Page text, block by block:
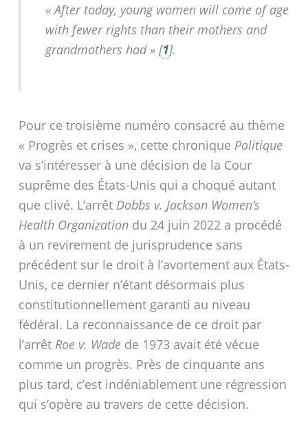
« After today, young women will come of age
with fewer rights than their mothers and
grandmothers had »[1].
Pour ce troisième numéro consacré au thème
« Progrès et crises », cette chronique Politique
va s’intéresser à une décision de la Cour
suprême des États-Unis qui a choqué autant
que clivé. L’arrêt Dobbs v. Jackson Women’s
Health Organizationdu 24 juin 2022 a procédé
à un revirement de jurisprudence sans
précédent sur le droit à l’avortement aux États-
Unis, ce dernier n’étant désormais plus
constitutionnellement garanti au niveau
fédéral. La reconnaissance de ce droit par
l’arrêt Roe v. Wadede 1973 avait été vécue
comme un progrès. Près de cinquante ans
plus tard, c’est indéniablement une régression
qui s’opère au travers de cette décision.